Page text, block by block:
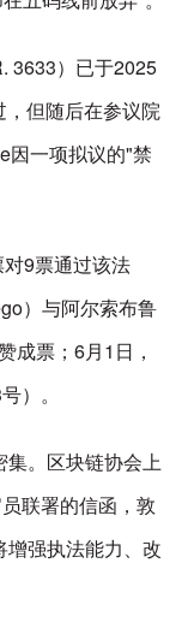
3633）已于2025
但随后在参议院
因一项拟议的"禁
9票通过该法
）与阿尔索布鲁
成票；6月1日，
）。
集。区块链协会上
联署的信函，敦
强执法能力、改